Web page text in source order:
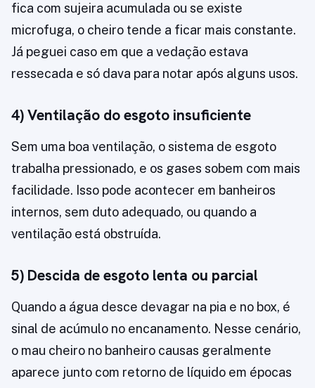
fica com sujeira acumulada ou se existe
microfuga, o cheiro tende a ficar mais constante.
Já peguei caso em que a vedação estava
ressecada e só dava para notar após alguns usos.
4) Ventilação do esgoto insuficiente
Sem uma boa ventilação, o sistema de esgoto
trabalha pressionado, e os gases sobem com mais
facilidade. Isso pode acontecer em banheiros
internos, sem duto adequado, ou quando a
ventilação está obstruída.
5) Descida de esgoto lenta ou parcial
Quando a água desce devagar na pia e no box, é
sinal de acúmulo no encanamento. Nesse cenário,
o mau cheiro no banheiro causas geralmente
aparece junto com retorno de líquido em épocas